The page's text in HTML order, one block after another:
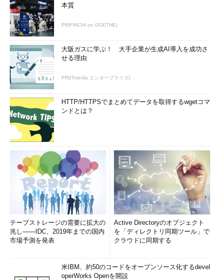
本質
PR(FINCHI on GOETHE)
大阪ガスに学ぶ！ 大手企業が生成AI導入を成功さ
せる理由
PR(ITmedia エンタープライズ)
HTTP/HTTPSでまとめてデータを取得するwgetコマ
ンドとは？
テープストレージの需要に拡大の
兆し――IDC、2019年までの国内
市場予測を発表
Active Directoryのオブジェクト
を「ディレクトリ同期ツール」で
クラウドに同期する
米IBM、約50のコードをオープンソース化するdevel
operWorks Openを開設